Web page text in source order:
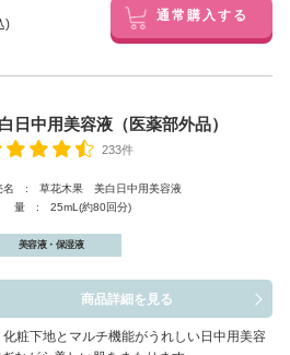
) 通常購入する
日中用美容液（医薬部外品）
233件
名 : 草花木果 美白日中用美容液
: 25mL(約80回分)
美容液・保湿液
商品詳細を見る
化粧下地とマルチ機能がうれしい日中用美容